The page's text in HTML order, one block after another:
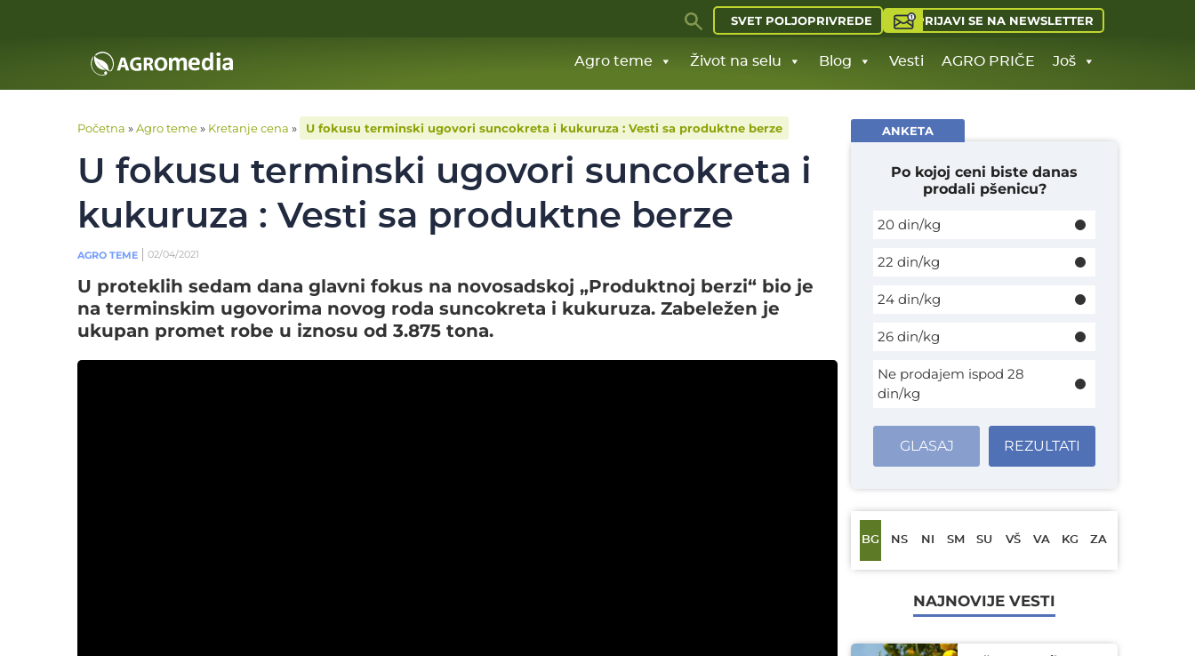
SVET POLJOPRIVREDE PRIJAVI SE NA NEWSLETTER
Agro teme Život na selu Blog Vesti AGRO PRIČE Još
Početna »Agro teme» Kretanje cena » U fokusu terminski ugovori suncokreta i kukuruza : Vesti sa produktne berze
U fokusu terminski ugovori suncokreta i
kukuruza : Vesti sa produktne berze
AGRO TEME 02/04/2021
U proteklih sedam dana glavni fokus na novosadskoj „Produktnoj berzi“ bio je
na terminskim ugovorima novog roda suncokreta i kukuruza. Zabeležen je
ukupan promet robe u iznosu od 3.875 tona.
ANKETA
Po kojoj ceni biste danas
prodali pšenicu?
20 din/kg
22 din/kg
24 din/kg
26 din/kg
Ne prodajem ispod 28
din/kg
GLASAJ REZULTATI
BG NS NI SM SU VŠ VA KG ZA
NAJNOVIJE VESTI